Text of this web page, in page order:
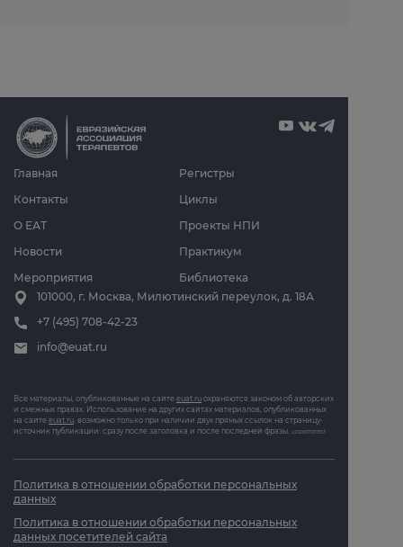
Главная
О ЕАТ
Новости
Мероприятия
Циклы
Проекты НПИ
Практикум
Библиотека
Регистры
Контакты
101000, г. Москва, Милютинский переулок, д. 18А
+7 (495) 708-42-23
info@euat.ru
Все материалы, опубликованные на сайте euat.ru охраняются законом об авторских
и смежных правах. Использование на других сайтах материалов, опубликованных
на сайте euat.ru, возможно только при наличии двух прямых ссылок на страницу-
источник публикации: сразу после заголовка и после последней фразы. v202607031833
Политика в отношении обработки персональных
данных
Политика в отношении обработки персональных
данных посетителей сайта